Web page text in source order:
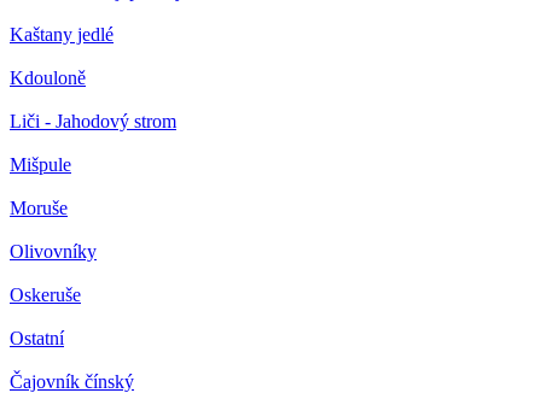
Kaštany jedlé
Kdouloně
Liči - Jahodový strom
Mišpule
Moruše
Olivovníky
Oskeruše
Ostatní
Čajovník čínský